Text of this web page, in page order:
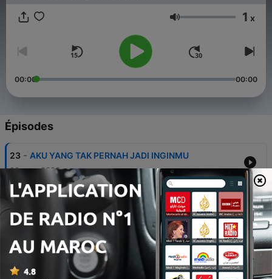
Volume 1 x
00:00 00:00
Épisodes
23 - AKU YANG TAK PERNAH JADI INGINMU
29 nov. 2022
20 - TOXIC FRIENDSHIP?
REVIEW NOVEL : MY PSIKOPAT BOYFRIEND
20 août 2022
18 - NO CUT NO EDIT || KETIKA SADGIRL BERKUMPUL